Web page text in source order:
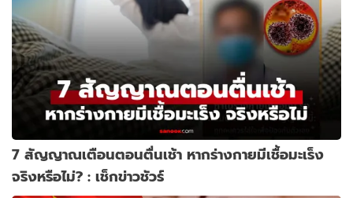
7 สัญญาณเตือนตอนตื่นเช้า หากร่างกายมีเชื้อมะเร็ง
จริงหรือไม่? : เช็กข่าวชัวร์